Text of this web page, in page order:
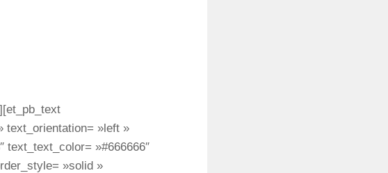
text_orientation= »left »
text_text_color= »#666666″
»solid »